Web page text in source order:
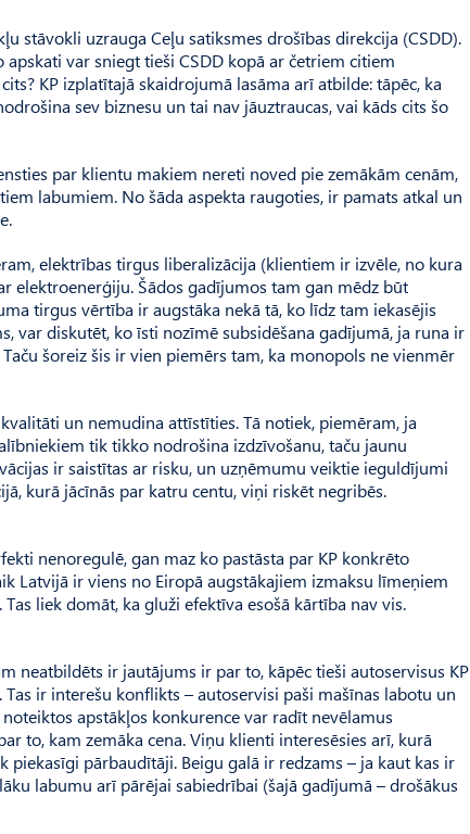
stāvokli uzrauga Ceļu satiksmes drošības direkcija (CSDD).
var sniegt tieši CSDD kopā ar četriem citiem
KP izplatītajā skaidrojumā lasāma arī atbilde: tāpēc, ka
sev biznesu un tai nav jāuztraucas, vai kāds cits šo
par klientu makiem nereti noved pie zemākām cenām,
labumiem. No šāda aspekta raugoties, ir pamats atkal un
elektrības tirgus liberalizācija (klientiem ir izvēle, no kura
elektroenerģiju. Šādos gadījumos tam gan mēdz būt
tirgus vērtība ir augstāka nekā tā, ko līdz tam iekasējis
var diskutēt, ko īsti nozīmē subsidēšana gadījumā, ja runa ir
šoreiz šis ir vien piemērs tam, ka monopols ne vienmēr
un nemudina attīstīties. Tā notiek, piemēram, ja
tik tikko nodrošina izdzīvošanu, taču jaunu
ir saistītas ar risku, un uzņēmumu veiktie ieguldījumi
kurā jācīnās par katru centu, viņi riskēt negribēs.
nenoregulē, gan maz ko pastāsta par KP konkrēto
Lat­vijā ir viens no Eiropā augstākajiem izmaksu līmeņiem
liek domāt, ka gluži efektīva esošā kārtība nav vis.
neatbildēts ir jautājums ir par to, kāpēc tieši autoservisus KP
ir interešu konflikts – autoservisi paši mašīnas labotu un
apstākļos konkurence var radīt nevēlamus
to, kam zemāka cena. Viņu klienti interesēsies arī, kurā
pārbaudītāji. Beigu galā ir redzams – ja kaut kas ir
labumu arī pārējai sabiedrībai (šajā gadījumā – drošākus